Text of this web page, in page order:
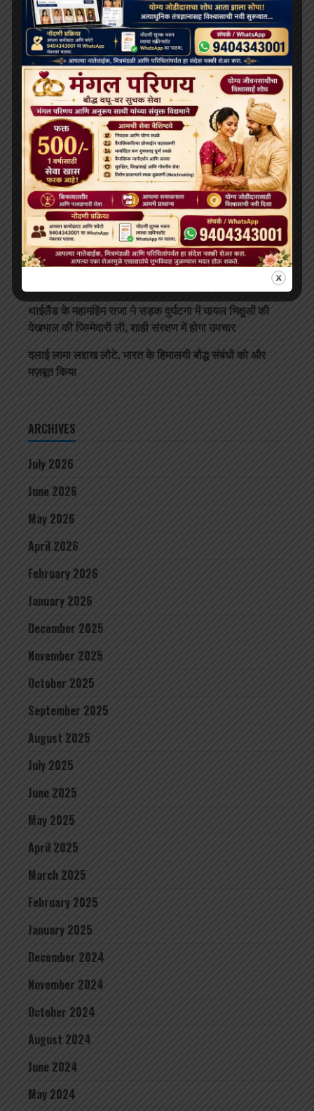
RECENT POSTS
दलाई लामा 91 साल के हो गए हैं; भारत और चीन के बीच बौद्ध धर्म
के भविष्य को लेकर खींचतान चल रही है
भव्य बौद्ध धम्म जुलूस बोमडिला में प्रवेश करता है
‘विकसित भारत 2047’ के लिए बौद्ध मूल्य और आधुनिक विज्ञान
थाईलैंड के महामहिम राजा ने सड़क दुर्घटना में घायल भिक्षुओं की
देखभाल की जिम्मेदारी ली, शाही संरक्षण में होगा उपचार
दलाई लामा लद्दाख लौटे, भारत के हिमालयी बौद्ध संबंधों को और
मज़बूत किया
ARCHIVES
July 2026
June 2026
May 2026
April 2026
February 2026
January 2026
December 2025
November 2025
October 2025
September 2025
August 2025
July 2025
June 2025
May 2025
April 2025
March 2025
February 2025
January 2025
December 2024
November 2024
October 2024
August 2024
June 2024
May 2024